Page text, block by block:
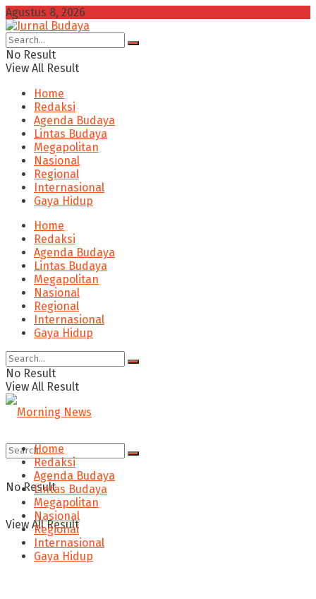
Agustus 8, 2026
No Result
View All Result
Home
Redaksi
Agenda Budaya
Lintas Budaya
Megapolitan
Nasional
Regional
Internasional
Gaya Hidup
Home
Redaksi
Agenda Budaya
Lintas Budaya
Megapolitan
Nasional
Regional
Internasional
Gaya Hidup
No Result
View All Result
No Result
View All Result
Home
Redaksi
Agenda Budaya
Lintas Budaya
Megapolitan
Nasional
Regional
Internasional
Gaya Hidup